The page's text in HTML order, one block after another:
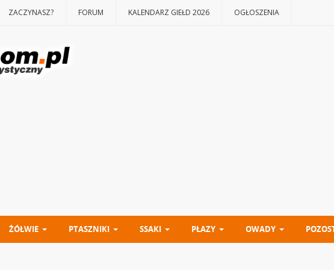
ZACZYNASZ? FORUM KALENDARZ GIEŁD 2026 OGŁOSZENIA
ŻÓŁWIE PTASZNIKI SSAKI PŁAZY OWADY